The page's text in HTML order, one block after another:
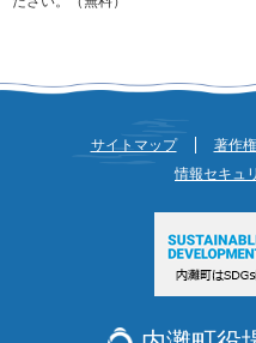
サイトマップ 著作
情報セキュ